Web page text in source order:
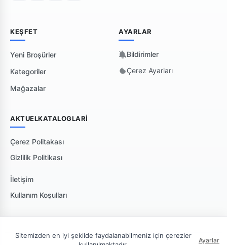
KEŞFET
Yeni Broşürler
Kategoriler
Mağazalar
AYARLAR
Bildirimler
Çerez Ayarları
AKTUELKATALOGLARI
Çerez Politakası
Gizlilik Politikası
İletişim
Kullanım Koşulları
Sitemizden en iyi şekilde faydalanabilmeniz için çerezler
Ayarlar